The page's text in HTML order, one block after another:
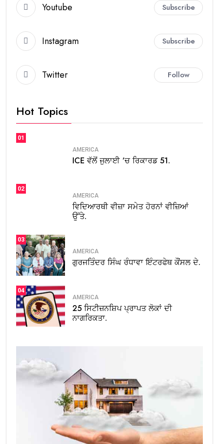
Youtube Subscribe
Instagram Subscribe
Twitter Follow
Hot Topics
01
AMERICA
ICE ਵੱਲੋਂ ਜੁਲਾਈ ‘ਚ ਰਿਕਾਰਡ 51.
02
AMERICA
ਵਿਦਿਆਰਥੀ ਵੀਜ਼ਾ ਸਮੇਤ ਹੋਰਨਾਂ ਵੀਜ਼ਿਆਂ
ਉੱਤੇ.
03
AMERICA
ਗੁਰਜਤਿੰਦਰ ਸਿੰਘ ਰੰਧਾਵਾ ਇੰਟਰਫੇਥ ਕੌਂਸਲ ਦੇ.
04
AMERICA
25 ਸਿਟੀਜ਼ਨਸ਼ਿਪ ਪ੍ਰਾਪਤ ਲੋਕਾਂ ਦੀ
ਨਾਗਰਿਕਤਾ.